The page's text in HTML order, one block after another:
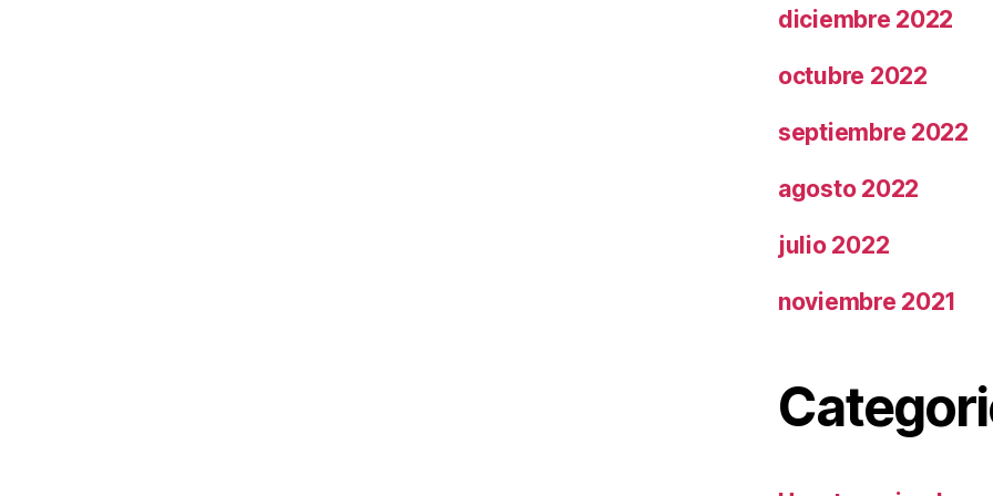
diciembre 2022
octubre 2022
septiembre 2022
agosto 2022
julio 2022
noviembre 2021